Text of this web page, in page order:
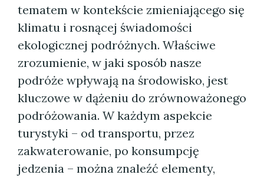
tematem w kontekście zmieniającego się
klimatu i rosnącej świadomości
ekologicznej podróżnych. Właściwe
zrozumienie, w jaki sposób nasze
podróże wpływają na środowisko, jest
kluczowe w dążeniu do zrównoważonego
podróżowania. W każdym aspekcie
turystyki – od transportu, przez
zakwaterowanie, po konsumpcję
jedzenia – można znaleźć elementy,